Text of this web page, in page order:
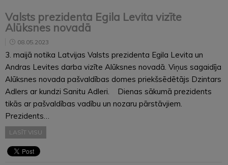
Valsts prezidenta Egila Levita vizīte
Alūksnes novadā
08.05.2023
3. maijā notika Latvijas Valsts prezidenta Egila Levita un
Andras Levites darba vizīte Alūksnes novadā. Viņus sagaidīja
Alūksnes novada pašvaldības domes priekšsēdētājs Dzintars
Adlers ar kundzi Sanitu Adleri. Dienas sākumā prezidents
tikās ar pašvaldības vadību un nozaru pārstāvjiem.
Prezidents…
LASĪT VISU